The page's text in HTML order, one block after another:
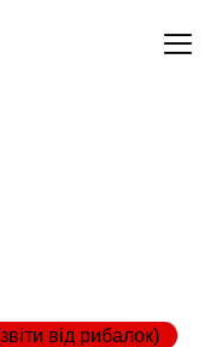
від рибалок)